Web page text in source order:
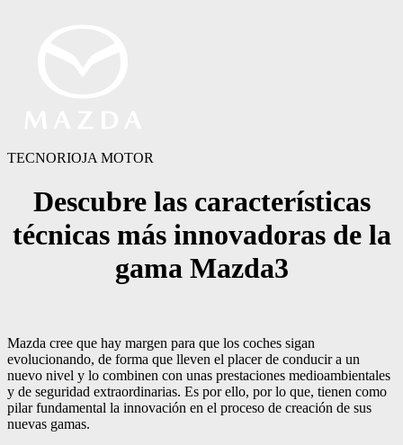
TECNORIOJA MOTOR
Descubre las características
técnicas más innovadoras de la
gama Mazda3
Mazda cree que hay margen para que los coches sigan
evolucionando, de forma que lleven el placer de conducir a un
nuevo nivel y lo combinen con unas prestaciones medioambientales
y de seguridad extraordinarias. Es por ello, por lo que, tienen como
pilar fundamental la innovación en el proceso de creación de sus
nuevas gamas.